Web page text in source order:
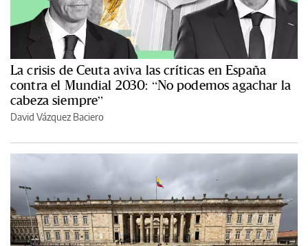
La crisis de Ceuta aviva las críticas en España
contra el Mundial 2030: “No podemos agachar la
cabeza siempre”
David Vázquez Baciero